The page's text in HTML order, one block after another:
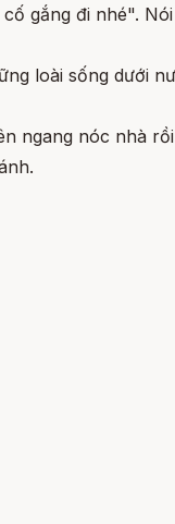
gắng đi nhé".
loài sống dưới
ngang nóc nhà